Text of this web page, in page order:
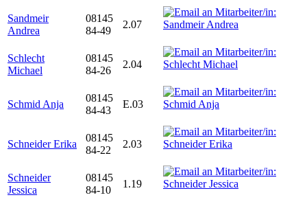
Sandmeir
Andrea
08145
84-49
2.07
Schlecht
Michael
08145
84-26
2.04
Schmid Anja
08145
84-43
E.03
Schneider Erika
08145
84-22
2.03
Schneider
Jessica
08145
84-10
1.19